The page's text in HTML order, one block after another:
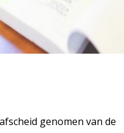
genomen van de